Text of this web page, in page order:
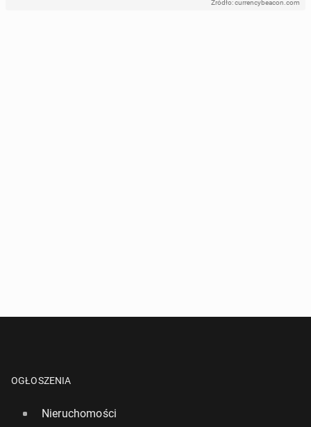
Źródło: currencybeacon.com
OGŁOSZENIA
Nieruchomości